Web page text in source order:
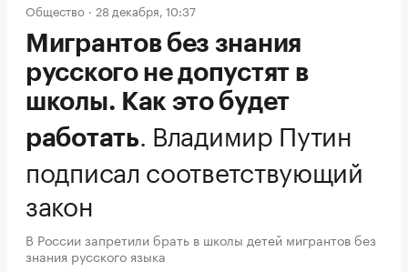
Общество 28 декабря, 10:37
Мигрантов без знания
русского не допустят в
школы. Как это будет
работать. Владимир Путин
подписал соответствующий
закон
В России запретили брать в школы детей мигрантов без
знания русского языка